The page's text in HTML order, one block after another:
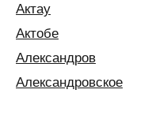
Актау
Актобе
Александров
Александровское